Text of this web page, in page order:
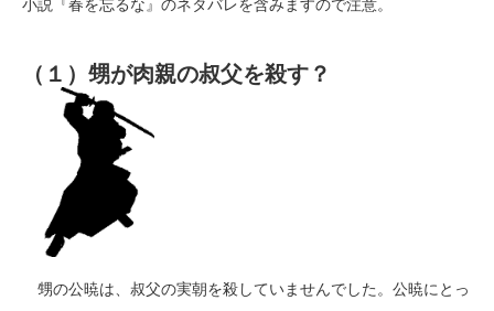
小説『春を忘るな』のネタバレを含みますので注意。
（１）甥が肉親の叔父を殺す？
甥の公暁は、叔父の実朝を殺していませんでした。公暁にとっ